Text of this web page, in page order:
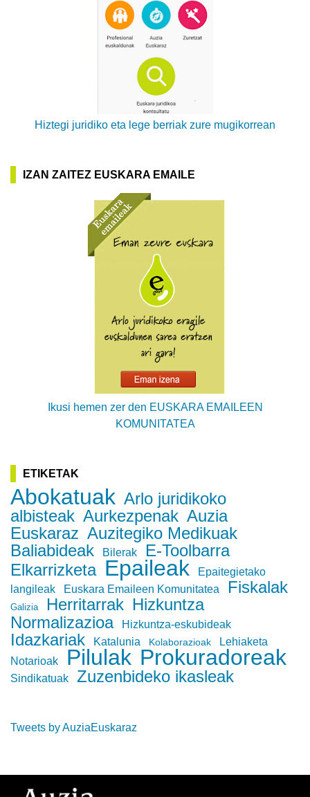
Hiztegi juridiko eta lege berriak zure mugikorrean
IZAN ZAITEZ EUSKARA EMAILE
Ikusi hemen zer den EUSKARA EMAILEEN
KOMUNITATEA
ETIKETAK
Abokatuak Arlo juridikoko
albisteak Aurkezpenak Auzia
Euskaraz Auzitegiko Medikuak
Baliabideak
Bilerak
E-Toolbarra
Elkarrizketa Epaileak
Epaitegietako
langileak
Euskara Emaileen Komunitatea Fiskalak
Galizia Herritarrak Hizkuntza
Normalizazioa
Hizkuntza-eskubideak
Idazkariak Katalunia Kolaborazioak
Lehiaketa
Notarioak
Pilulak Prokuradoreak
Sindikatuak Zuzenbideko ikasleak
Tweets by AuziaEuskaraz